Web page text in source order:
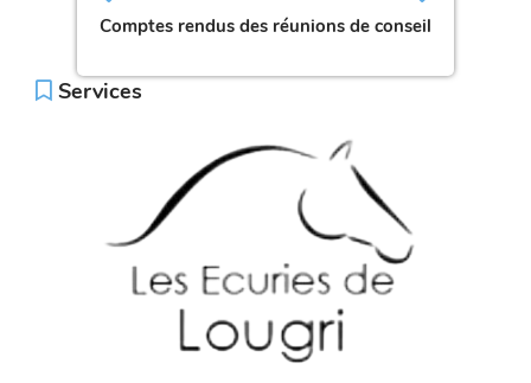
Comptes rendus des réunions de conseil
Services